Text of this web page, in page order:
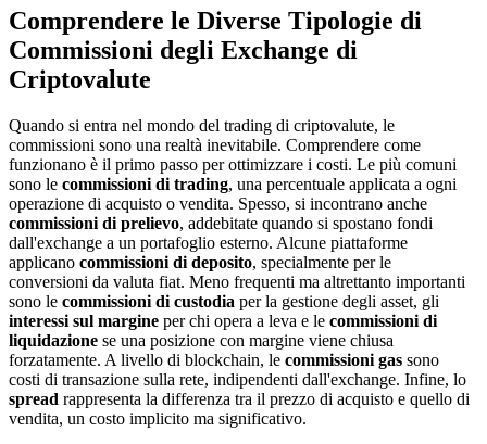
Comprendere le Diverse Tipologie di
Commissioni degli Exchange di
Criptovalute
Quando si entra nel mondo del trading di criptovalute, le
commissioni sono una realtà inevitabile. Comprendere come
funzionano è il primo passo per ottimizzare i costi. Le più comuni
sono le commissioni di trading, una percentuale applicata a ogni
operazione di acquisto o vendita. Spesso, si incontrano anche
commissioni di prelievo, addebitate quando si spostano fondi
dall'exchange a un portafoglio esterno. Alcune piattaforme
applicano commissioni di deposito, specialmente per le
conversioni da valuta fiat. Meno frequenti ma altrettanto importanti
sono le commissioni di custodia per la gestione degli asset, gli
interessi sul margine per chi opera a leva e le commissioni di
liquidazione se una posizione con margine viene chiusa
forzatamente. A livello di blockchain, le commissioni gas sono
costi di transazione sulla rete, indipendenti dall'exchange. Infine, lo
spread rappresenta la differenza tra il prezzo di acquisto e quello di
vendita, un costo implicito ma significativo.